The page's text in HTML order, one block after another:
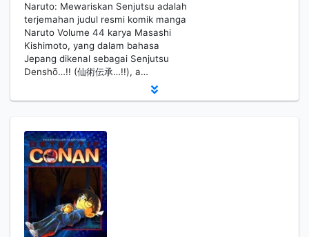
Naruto: Mewariskan Senjutsu adalah
terjemahan judul resmi komik manga
Naruto Volume 44 karya Masashi
Kishimoto, yang dalam bahasa
Jepang dikenal sebagai Senjutsu
Denshō…!! (仙術伝承…!!), a…